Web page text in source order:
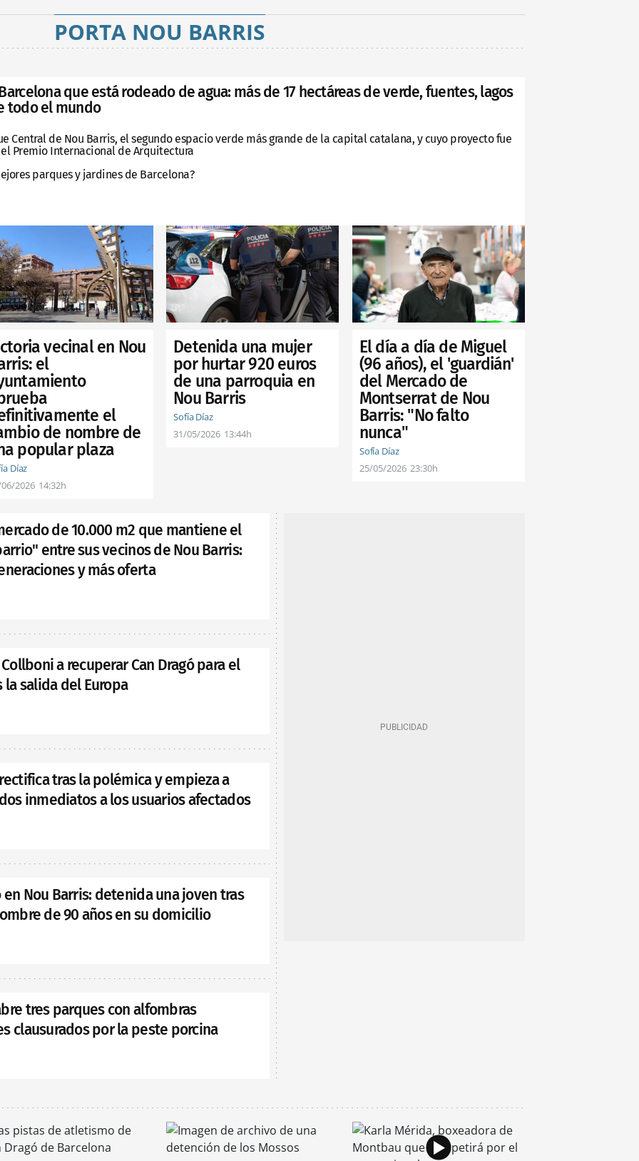
PORTA NOU BARRIS
que está rodeado de agua: más de 17 hectáreas de verde, fuentes, lagos
todo el mundo
Central de Nou Barris, el segundo espacio verde más grande de la capital catalana, y cuyo proyecto fue
Premio Internacional de Arquitectura
parques y jardines de Barcelona?
vecinal en Nou
el
el
de nombre de
popular plaza
Díaz
2026 14:32h
Detenida una mujer
por hurtar 920 euros
de una parroquia en
Nou Barris
Sofía Díaz
31/05/2026 13:44h
El día a día de Miguel
(96 años), el 'guardián'
del Mercado de
Montserrat de Nou
Barris: "No falto
nunca"
Sofía Díaz
25/05/2026 23:30h
de 10.000 m2 que mantiene el
entre sus vecinos de Nou Barris:
y más oferta
Collboni a recuperar Can Dragó para el
salida del Europa
tras la polémica y empieza a
inmediatos a los usuarios afectados
Nou Barris: detenida una joven tras
de 90 años en su domicilio
tres parques con alfombras
clausurados por la peste porcina